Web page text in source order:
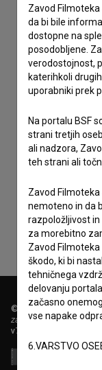
zbiranje,
© 2018-2026,
zavod za širjenje
v7.151.0
Zavod
da bi bile
dostopne na
posodobljene.
verodostojnost,
katerihkoli
uporabniki prek
Na portalu BSF
strani tretjih
ali nadzora,
teh strani ali
Zavod Filmoteka
nemoteno in da
razpoložljivost
za morebitno
Zavod
škodo, ki bi
tehničnega
delovanju
začasno
vse napake
6.VARSTVO